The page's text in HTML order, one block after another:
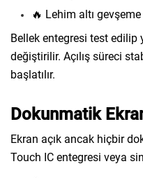
🔥 Lehim altı
Bellek entegresi test edilip
değiştirilir. Açılış süreci
başlatılır.
Dokunmatik
Ekran açık ancak hiçbir
Touch IC entegresi veya